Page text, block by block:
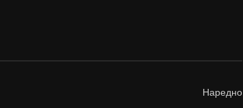
Наредно